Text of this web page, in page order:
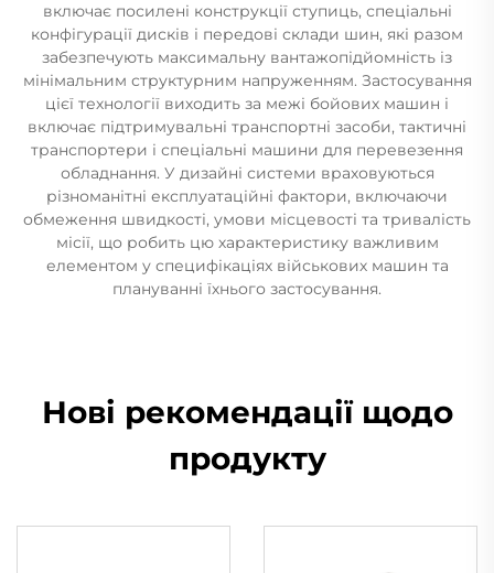
включає посилені конструкції ступиць, спеціальні
конфігурації дисків і передові склади шин, які разом
забезпечують максимальну вантажопідйомність із
мінімальним структурним напруженням. Застосування
цієї технології виходить за межі бойових машин і
включає підтримувальні транспортні засоби, тактичні
транспортери і спеціальні машини для перевезення
обладнання. У дизайні системи враховуються
різноманітні експлуатаційні фактори, включаючи
обмеження швидкості, умови місцевості та тривалість
місії, що робить цю характеристику важливим
елементом у специфікаціях військових машин та
плануванні їхнього застосування.
Нові рекомендації щодо
продукту